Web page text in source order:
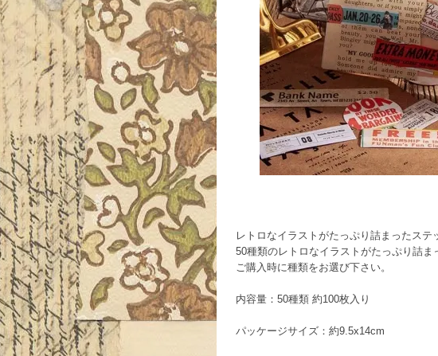
レトロなイラストがたっぷり詰まったステ
50種類のレトロなイラストがたっぷり詰ま
ご購入時に種類をお選び下さい。
内容量：50種類 約100枚入り
パッケージサイズ：約9.5x14cm